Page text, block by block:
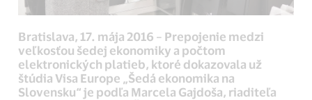
Bratislava, 17. mája 2016 – Prepojenie medzi
veľkosťou šedej ekonomiky a počtom
elektronických platieb, ktoré dokazovala už
štúdia Visa Europe „Šedá ekonomika na
Slovensku“ je podľa Marcela Gajdoša, riaditeľa